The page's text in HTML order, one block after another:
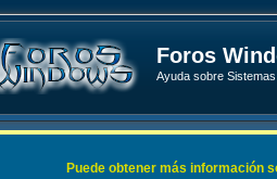
Foros
Ayuda sobre
Enlaces rápidos FAQ
Puede obtener más información